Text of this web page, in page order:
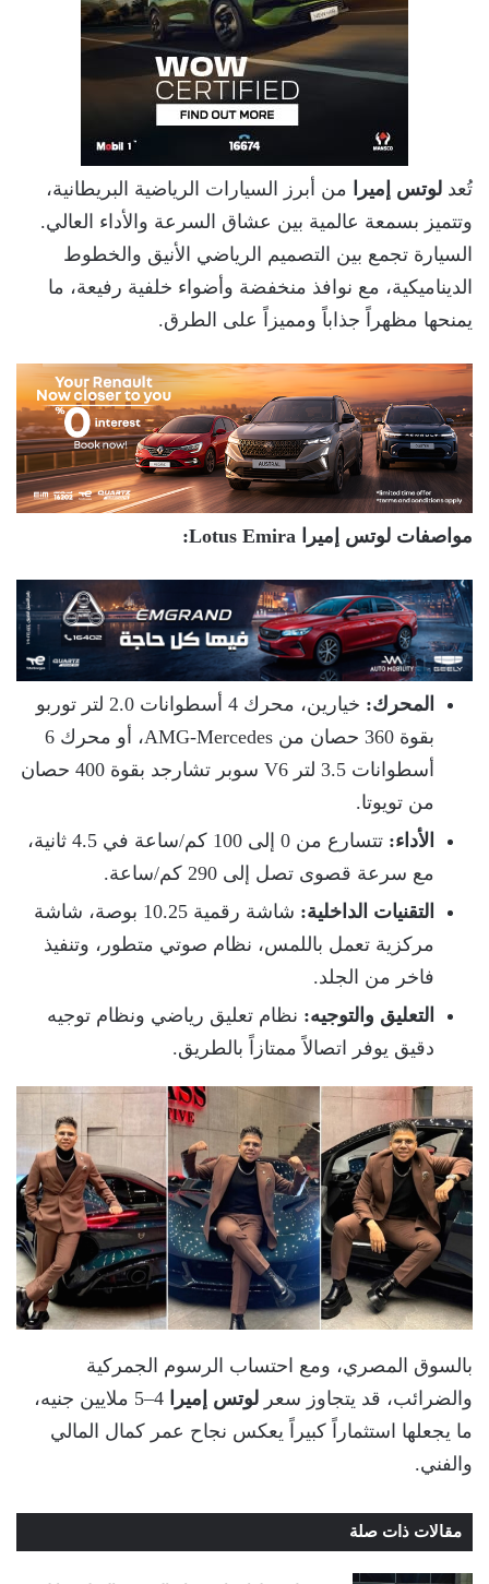
تُعد لوتس إميرا
من أبرز السيارات الرياضية البريطانية،
وتتميز بسمعة عالمية بين عشاق السرعة والأداء العالي.
السيارة تجمع بين التصميم الرياضي الأنيق والخطوط
الديناميكية، مع نوافذ منخفضة وأضواء خلفية رفيعة، ما
يمنحها مظهراً جذاباً ومميزاً على الطرق.
مواصفات لوتس إميرا Lotus Emira:
المحرك:
خيارين، محرك 4 أسطوانات 2.0 لتر توربو
بقوة 360 حصان من AMG-Mercedes، أو محرك 6
أسطوانات 3.5 لتر V6 سوبر تشارجد بقوة 400 حصان
من تويوتا.
الأداء:
تتسارع من 0 إلى 100 كم/ساعة في 4.5 ثانية،
مع سرعة قصوى تصل إلى 290 كم/ساعة.
التقنيات الداخلية:
شاشة رقمية 10.25 بوصة، شاشة
مركزية تعمل باللمس، نظام صوتي متطور، وتنفيذ
فاخر من الجلد.
التعليق والتوجيه: نظام تعليق رياضي ونظام توجيه
دقيق يوفر اتصالاً ممتازاً بالطريق.
بالسوق المصري، ومع احتساب الرسوم الجمركية
والضرائب، قد يتجاوز سعر لوتس إميرا
4–5 ملايين جنيه،
ما يجعلها استثماراً كبيراً يعكس نجاح عمر كمال المالي
والفني.
مقالات ذات صلة